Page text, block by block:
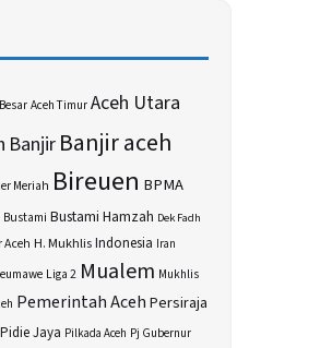
Aceh Timur Aceh Utara
BanjirBanjir aceh
Meriah Bireuen BPMA
Bustami Bustami Hamzah Dek Fadh
H. MukhlisIndonesia Iran
Liga 2 Mualem Mukhlis
Pemerintah AcehPersiraja
Pidie Jaya Pilkada Aceh Pj Gubernur